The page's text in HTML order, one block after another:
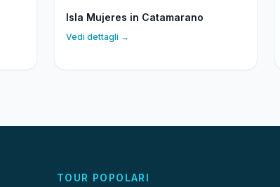
Isla Mujeres in Catamarano
Vedi dettagli →
TOUR POPOLARI